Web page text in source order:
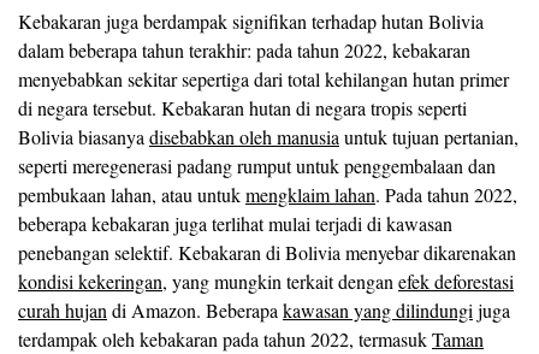
Kebakaran juga berdampak signifikan terhadap hutan Bolivia
dalam beberapa tahun terakhir: pada tahun 2022, kebakaran
menyebabkan sekitar sepertiga dari total kehilangan hutan primer
di negara tersebut. Kebakaran hutan di negara tropis seperti
Bolivia biasanya disebabkan oleh manusia untuk tujuan pertanian,
seperti meregenerasi padang rumput untuk penggembalaan dan
pembukaan lahan, atau untukmengklaim lahan. Pada tahun 2022,
beberapa kebakaran juga terlihat mulai terjadi di kawasan
penebangan selektif. Kebakaran di Bolivia menyebar dikarenakan
kondisi kekeringan, yang mungkin terkait dengan efek deforestasi
curah hujan di Amazon. Beberapa kawasan yang dilindungi juga
terdampak oleh kebakaran pada tahun 2022, termasukTaman